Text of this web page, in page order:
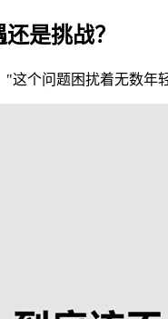
是挑战？
这个问题困扰着无数